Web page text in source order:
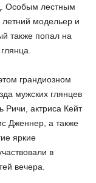
Особым лестным
модельер и
также попал на
грандиозном
мужских глянцев
Ричи, актриса Кейт
Дженнер, а также
яркие
в
вечера.